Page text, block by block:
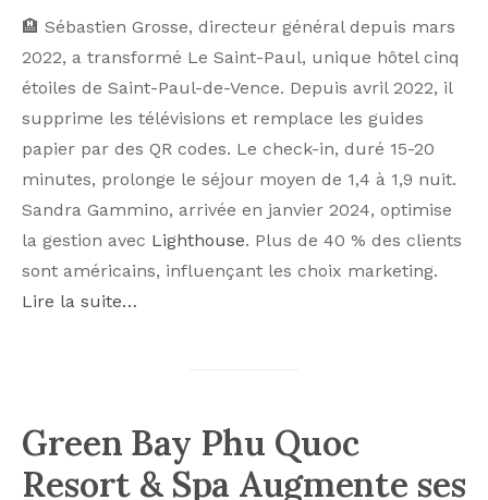
🏨 Sébastien Grosse, directeur général depuis mars
2022, a transformé Le Saint-Paul, unique hôtel cinq
étoiles de Saint-Paul-de-Vence. Depuis avril 2022, il
supprime les télévisions et remplace les guides
papier par des QR codes. Le check-in, duré 15-20
minutes, prolonge le séjour moyen de 1,4 à 1,9 nuit.
Sandra Gammino, arrivée en janvier 2024, optimise
la gestion avec Lighthouse. Plus de 40 % des clients
sont américains, influençant les choix marketing.
Lire la suite…
Green Bay Phu Quoc
Resort & Spa Augmente ses